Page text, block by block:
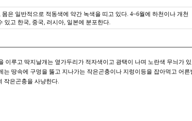
몸은 일반적으로 적동색에 약간 녹색을 띠고 있다. 4~6월에 하천이나 개천
있고 한국, 중국, 러시아, 일본에 분포한다.
이루고 딱지날개는 옆가두리가 적자색이고 광택이 나며 노란색 무늬가
는 땅속에 구멍을 뚫고 지나가는 작은곤충이나 지렁이등을 잡아먹고 어른
작은곤충을 사냥한다.